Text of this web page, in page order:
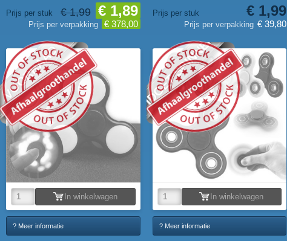
Prijs per stuk
€ 1,99 € 1,89
Prijs per verpakking € 378,00
Prijs per stuk € 1,99
Prijs per verpakking € 39,80
VOORRAAD
In winkelwagen
? Meer informatie
FIDGET SPINNER
In winkelwagen
? Meer informatie